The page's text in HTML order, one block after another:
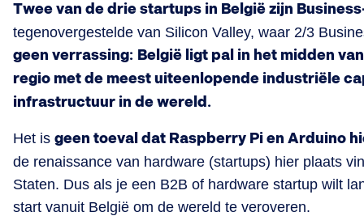
Twee van de drie startups in België zijn
tegenovergestelde van Silicon Valley, waar 2/3
geen verrassing: België ligt pal in het midden van
regio met de meest uiteenlopende industriële
infrastructuur in de wereld.
Het is geen toeval dat Raspberry Pi en Arduino
de renaissance van hardware (startups) hier plaats
Staten. Dus als je een B2B of hardware startup wilt
start vanuit België om de wereld te veroveren.